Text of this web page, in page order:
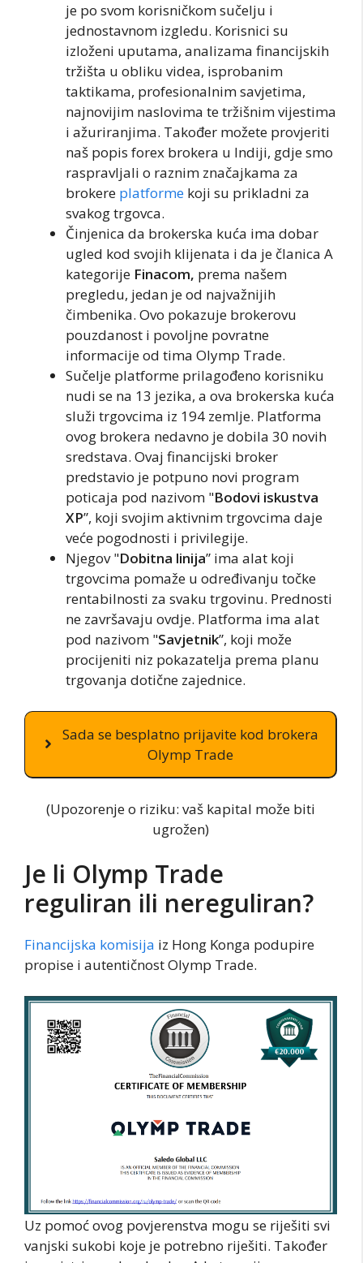
je po svom korisničkom sučelju i
jednostavnom izgledu. Korisnici su
izloženi uputama, analizama financijskih
tržišta u obliku videa, isprobanim
taktikama, profesionalnim savjetima,
najnovijim naslovima te tržišnim vijestima
i ažuriranjima. Također možete provjeriti
naš popis forex brokera u Indiji, gdje smo
raspravljali o raznim značajkama za
brokere platforme koji su prikladni za
svakog trgovca.
Činjenica da brokerska kuća ima dobar
ugled kod svojih klijenata i da je članica A
kategorije Finacom, prema našem
pregledu, jedan je od najvažnijih
čimbenika. Ovo pokazuje brokerovu
pouzdanost i povoljne povratne
informacije od tima Olymp Trade.
Sučelje platforme prilagođeno korisniku
nudi se na 13 jezika, a ova brokerska kuća
služi trgovcima iz 194 zemlje. Platforma
ovog brokera nedavno je dobila 30 novih
sredstava. Ovaj financijski broker
predstavio je potpuno novi program
poticaja pod nazivom "Bodovi iskustva
XP”, koji svojim aktivnim trgovcima daje
veće pogodnosti i privilegije.
Njegov "Dobitna linija” ima alat koji
trgovcima pomaže u određivanju točke
rentabilnosti za svaku trgovinu. Prednosti
ne završavaju ovdje. Platforma ima alat
pod nazivom "Savjetnik”, koji može
procijeniti niz pokazatelja prema planu
trgovanja dotične zajednice.
Sada se besplatno prijavite kod brokera
Olymp Trade
(Upozorenje o riziku: vaš kapital može biti
ugrožen)
Je li Olymp Trade
reguliran ili nereguliran?
Financijska komisija iz Hong Konga podupire
propise i autentičnost Olymp Trade.
Uz pomoć ovog povjerenstva mogu se riješiti svi
vanjski sukobi koje je potrebno riješiti. Također